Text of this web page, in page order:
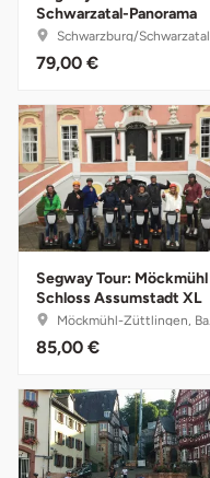
Schwarzatal-Panorama
Schwarzburg/Schwarzatal, Thüringen
79,00 €
Segway Tour: Möckmühl
Schloss Assumstadt XL
Möckmühl-Züttlingen, Baden-Württemberg
85,00 €
Bruchköbel
Bruchsal
Burghausen
Calw
Chemnitz
Cloppenburg
Cottbus
Münster
Nürnberg
Oberlausitz
Pirna
Riesa
Ruhrgebiet
Sömmerda
Sangerhausen
Sonneberg
Suhl
Unterwellenborn
Weimar
Weißenfels